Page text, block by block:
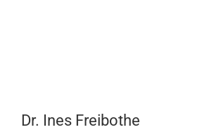
Dr. Ines Freibothe